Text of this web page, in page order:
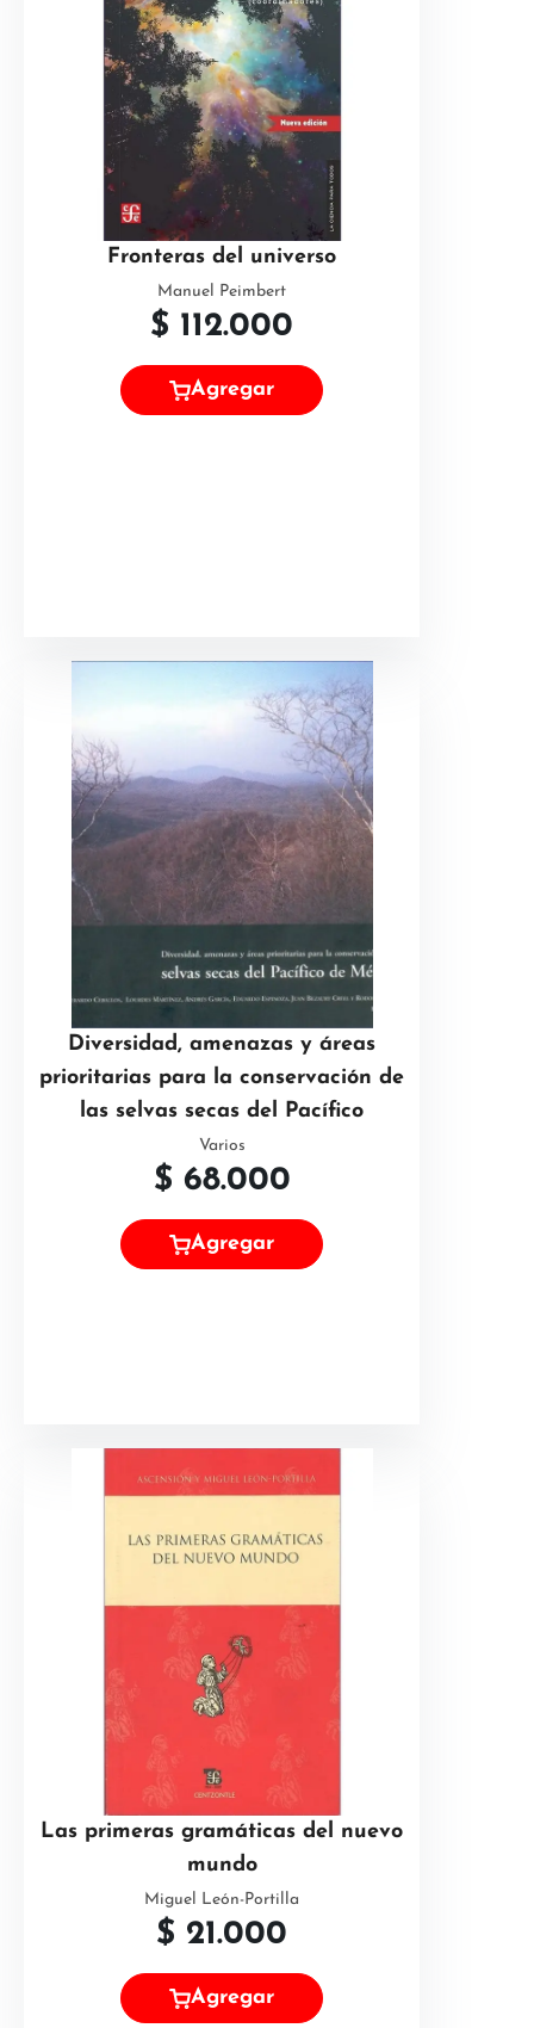
Fronteras del universo
Manuel Peimbert
$ 112.000
Agregar
Diversidad, amenazas y áreas
prioritarias para la conservación de
las selvas secas del Pacífico
Varios
$ 68.000
Agregar
Las primeras gramáticas del nuevo
mundo
Miguel León-Portilla
$ 21.000
Agregar